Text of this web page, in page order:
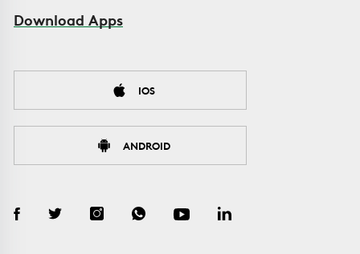
Download Apps
IOS
ANDROID